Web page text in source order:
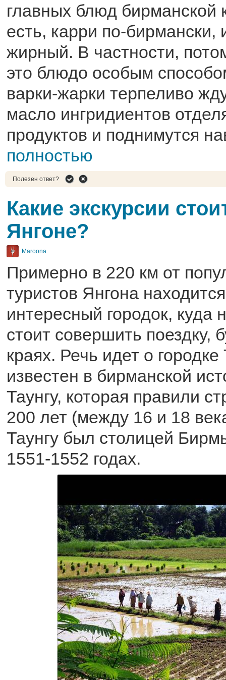
главных блюд бирманской
есть, карри по-бирмански,
жирный. В частности,
это блюдо особым
варки-жарки терпеливо
масло ингридиентов
продуктов и поднимутся
полностью
Полезен ответ?
Какие экскурсии
Янгоне?
Maroona
Примерно в 220 км от
туристов Янгона
интересный городок, куда
стоит совершить поездку,
краях. Речь идет о городке
известен в бирманской
Таунгу, которая правили
200 лет (между 16 и 18
Таунгу был столицей
1551-1552 годах.